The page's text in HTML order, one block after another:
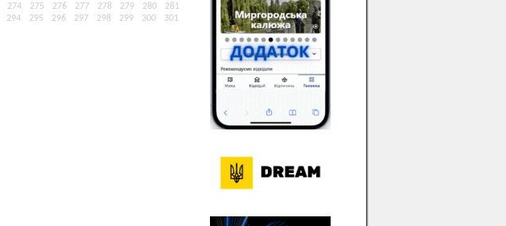
274 275 276 277 278 279 280
281
294 295 296 297 298 299 300
301